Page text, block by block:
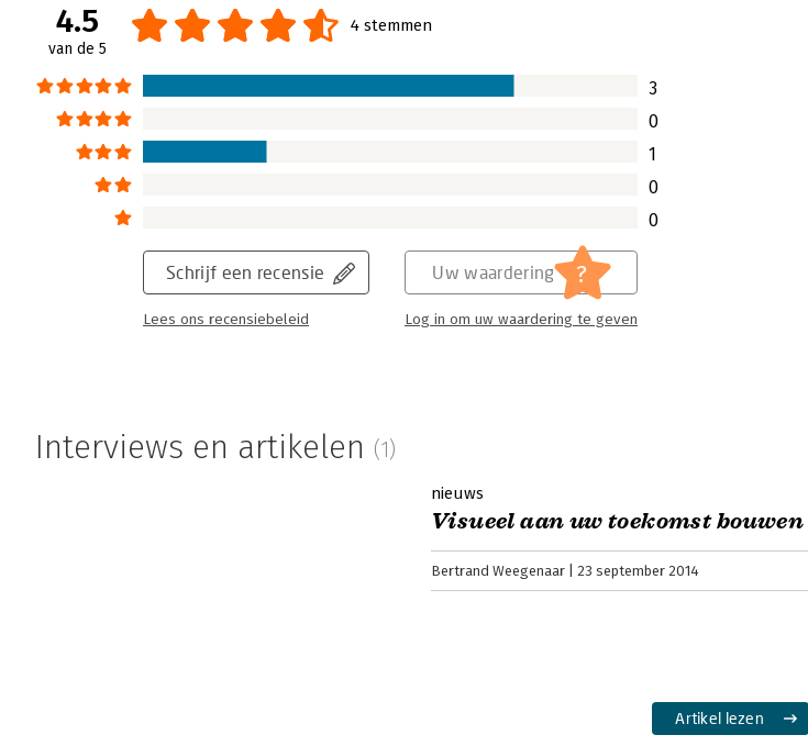
4.5
van de 5
4 stemmen
3
0
1
0
0
Schrijf een recensie
Lees ons recensiebeleid
Uw waardering ?
Log in om uw waardering te geven
Interviews en artikelen (1)
nieuws
Visueel aan uw toekomst bouwen
Bertrand Weegenaar 23 september 2014
Artikel lezen